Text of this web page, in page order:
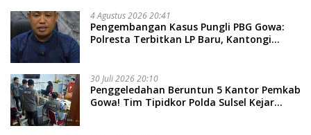
4 Agustus 2026 20:41
Pengembangan Kasus Pungli PBG Gowa:
Polresta Terbitkan LP Baru, Kantongi
30 Juli 2026 20:10
Penggeledahan Beruntun 5 Kantor Pemkab
Gowa! Tim Tipidkor Polda Sulsel Kejar